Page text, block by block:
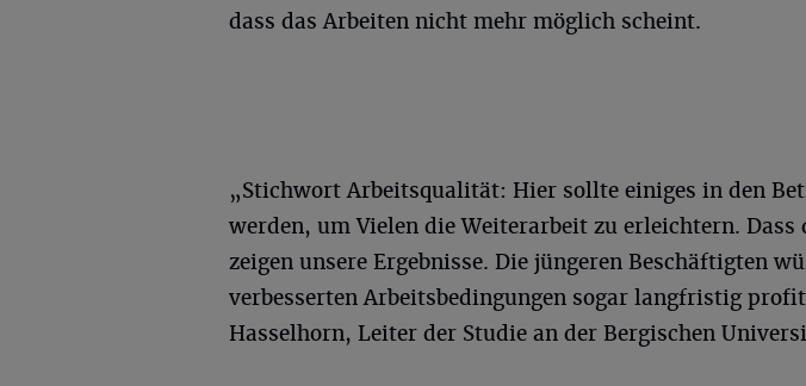
dass das Arbeiten nicht mehr möglich scheint.
„Stichwort Arbeitsqualität: Hier sollte einiges in den
werden, um Vielen die Weiterarbeit zu erleichtern.
zeigen unsere Ergebnisse. Die jüngeren Beschäftigten
verbesserten Arbeitsbedingungen sogar langfristig
Hasselhorn, Leiter der Studie an der Bergischen